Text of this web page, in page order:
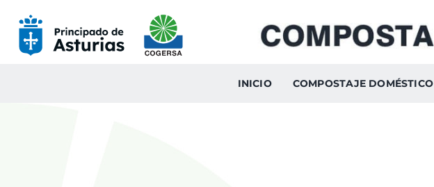
content
INICIO COMPOSTAJE DOMÉSTICO